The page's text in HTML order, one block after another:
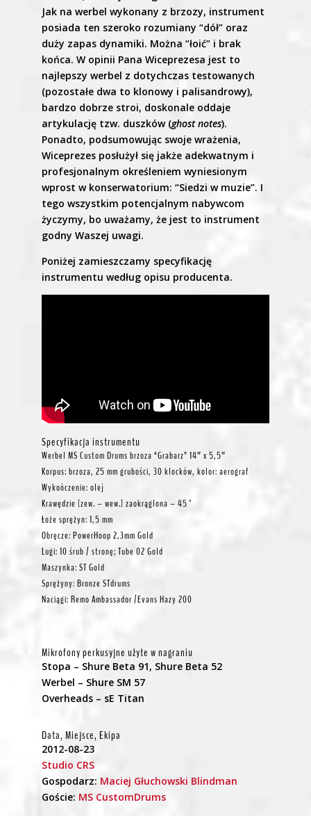
Jak na werbel wykonany z brzozy, instrument
posiada ten szeroko rozumiany “dół” oraz
duży zapas dynamiki. Można “łoić” i brak
końca. W opinii Pana Wiceprezesa jest to
najlepszy werbel z dotychczas testowanych
(pozostałe dwa to klonowy i palisandrowy),
bardzo dobrze stroi, doskonale oddaje
artykulację tzw. duszków (ghost notes).
Ponadto, podsumowując swoje wrażenia,
Wiceprezes posłużył się jakże adekwatnym i
profesjonalnym określeniem wyniesionym
wprost w konserwatorium: “Siedzi w muzie”. I
tego wszystkim potencjalnym nabywcom
życzymy, bo uważamy, że jest to instrument
godny Waszej uwagi.
Poniżej zamieszczamy specyfikację
instrumentu według opisu producenta.
Specyfikacja instrumentu
Werbel MS Custom Drums brzoza “Grabarz” 14″ x 5,5″
Korpus: brzoza, 25 mm grubości, 30 klocków, kolor: aerograf
Wykończenie: olej
Krawędzie (zew. – wew.) zaokrąglona – 45°
Łoże sprężyn: 1,5 mm
Obręcze: PowerHoop 2,3mm Gold
Lugi: 10 śrub / stronę; Tube 02 Gold
Maszynka: ST Gold
Sprężyny: Bronze STdrums
Naciągi: Remo Ambassador /Evans Hazy 200
Mikrofony perkusyjne użyte w nagraniu
Stopa – Shure Beta 91, Shure Beta 52
Werbel – Shure SM 57
Overheads – sE Titan
Data, Miejsce, Ekipa
2012-08-23
Studio CRS
Gospodarz: Maciej Głuchowski Blindman
Goście: MS CustomDrums